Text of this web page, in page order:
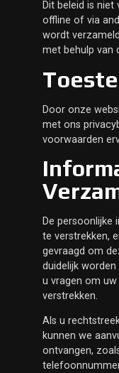
Dit beleid is
offline of via
wordt
met behulp van
Door onze
met ons
voorwaarden
De persoonlijke
te verstrekken,
gevraagd om
duidelijk
u vragen om
verstrekken.
Als u
kunnen we
ontvangen,